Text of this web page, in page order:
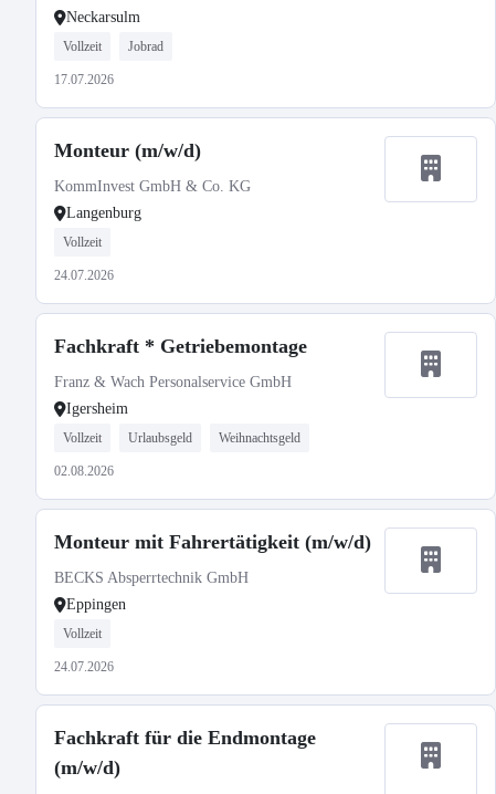
Neckarsulm
Vollzeit Jobrad
17.07.2026
Monteur (m/w/d)
KommInvest GmbH & Co. KG
Langenburg
Vollzeit
24.07.2026
Fachkraft * Getriebemontage
Franz & Wach Personalservice GmbH
Igersheim
Vollzeit Urlaubsgeld Weihnachtsgeld
02.08.2026
Monteur mit Fahrertätigkeit (m/w/d)
BECKS Absperrtechnik GmbH
Eppingen
Vollzeit
24.07.2026
Fachkraft für die Endmontage
(m/w/d)